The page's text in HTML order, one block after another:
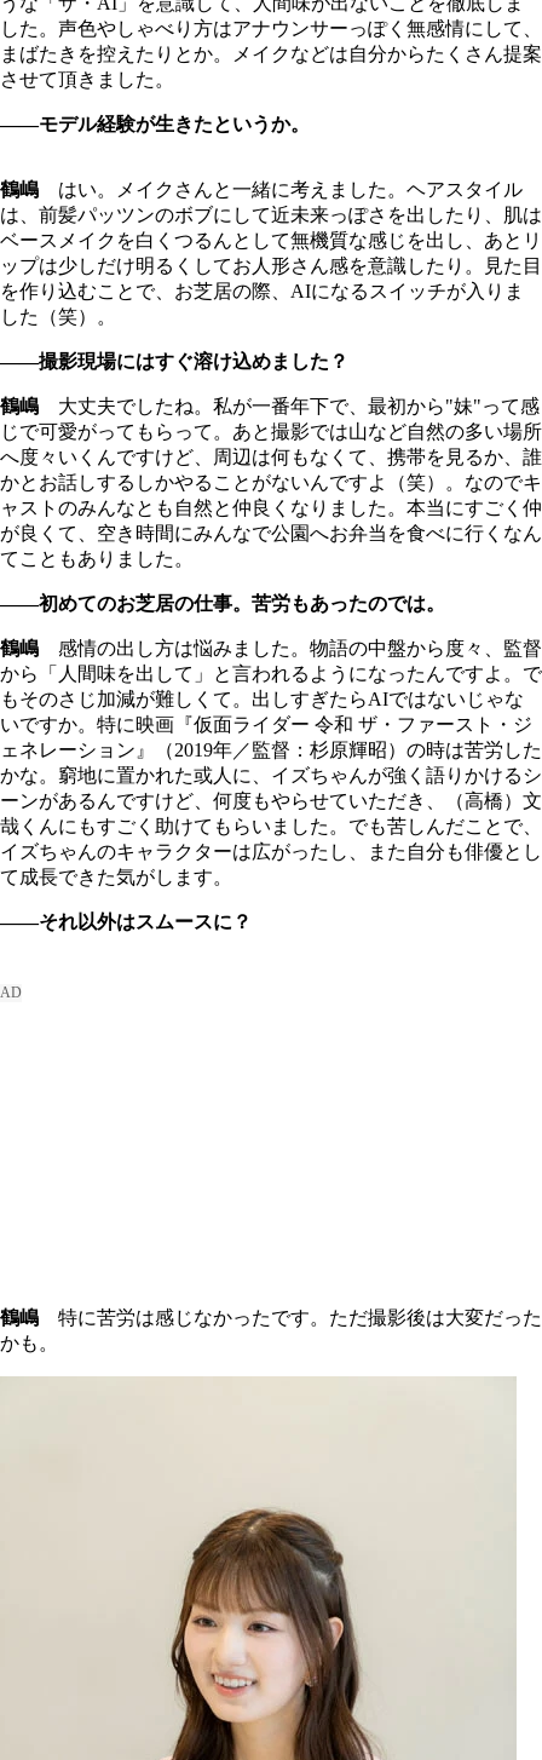
した。声色やしゃべり方はアナウンサーっぽく無感情にして、
まばたきを控えたりとか。メイクなどは自分からたくさん提案
させて頂きました。
――モデル経験が生きたというか。
鶴嶋 はい。メイクさんと一緒に考えました。ヘアスタイル
は、前髪パッツンのボブにして近未来っぽさを出したり、肌は
ベースメイクを白くつるんとして無機質な感じを出し、あとリ
ップは少しだけ明るくしてお人形さん感を意識したり。見た目
を作り込むことで、お芝居の際、AIになるスイッチが入りま
した（笑）。
――撮影現場にはすぐ溶け込めました？
鶴嶋 大丈夫でしたね。私が一番年下で、最初から"妹"って感
じで可愛がってもらって。あと撮影では山など自然の多い場所
へ度々いくんですけど、周辺は何もなくて、携帯を見るか、誰
かとお話しするしかやることがないんですよ（笑）。なのでキ
ャストのみんなとも自然と仲良くなりました。本当にすごく仲
が良くて、空き時間にみんなで公園へお弁当を食べに行くなん
てこともありました。
――初めてのお芝居の仕事。苦労もあったのでは。
鶴嶋 感情の出し方は悩みました。物語の中盤から度々、監督
から「人間味を出して」と言われるようになったんですよ。で
もそのさじ加減が難しくて。出しすぎたらAIではないじゃな
いですか。特に映画『仮面ライダー 令和 ザ・ファースト・ジ
ェネレーション』（2019年／監督：杉原輝昭）の時は苦労した
かな。窮地に置かれた或人に、イズちゃんが強く語りかけるシ
ーンがあるんですけど、何度もやらせていただき、（高橋）文
哉くんにもすごく助けてもらいました。でも苦しんだことで、
イズちゃんのキャラクターは広がったし、また自分も俳優とし
て成長できた気がします。
――それ以外はスムースに？
鶴嶋 特に苦労は感じなかったです。ただ撮影後は大変だった
かも。